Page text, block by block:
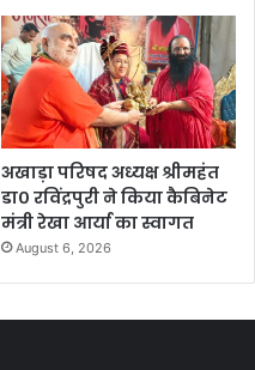
अखाड़ा परिषद अध्यक्ष श्रीमहंत
डा० रविंद्रपुरी ने किया कैबिनेट
मंत्री रेखा आर्या का स्वागत
August 6, 2026